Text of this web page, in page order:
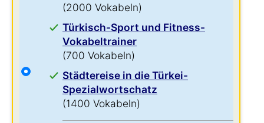
(2000 Vokabeln)
Türkisch-Sport und Fitness-
Vokabeltrainer
(700 Vokabeln)
Städtereise in die Türkei-
Spezialwortschatz
(1400 Vokabeln)